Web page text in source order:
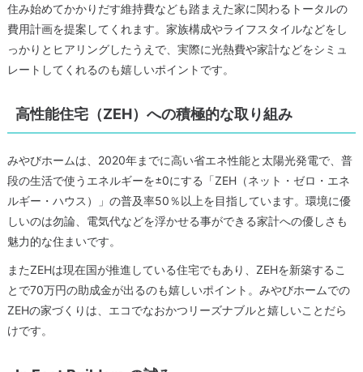
住み始めてかかりだす維持費なども踏まえた家に関わるトータルの
費用計画を提案してくれます。家族構成やライフスタイルなどをし
っかりとヒアリングしたうえで、実際に光熱費や家計などをシミュ
レートしてくれるのも嬉しいポイントです。
高性能住宅（ZEH）への積極的な取り組み
みやびホームは、2020年までに高い省エネ性能と太陽光発電で、普
段の生活で使うエネルギーを±0にする「ZEH（ネット・ゼロ・エネ
ルギー・ハウス）」の普及率50％以上を目指しています。環境に優
しいのは勿論、電気代などを浮かせる事ができる家計への優しさも
魅力的な住まいです。
またZEHは現在国が推進している住宅でもあり、ZEHを新築するこ
とで70万円の助成金が出るのも嬉しいポイント。みやびホームでの
ZEHの家づくりは、エコでなおかつリーズナブルと嬉しいことだら
けです。